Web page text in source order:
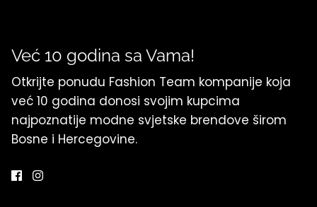
Već 10 godina sa Vama!
Otkrijte ponudu Fashion Team kompanije koja
već 10 godina donosi svojim kupcima
najpoznatije modne svjetske brendove širom
Bosne i Hercegovine.